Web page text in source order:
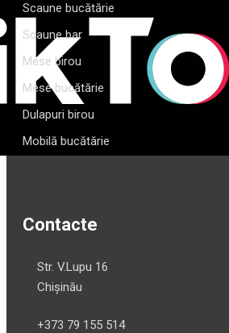
Scaune bucătărie
Scaune bar
Mese birou
Mese bucătărie
Dulapuri birou
Mobilă bucătărie
Contacte
Str. V.Lupu 16
Chișinău
+373 79 155 514